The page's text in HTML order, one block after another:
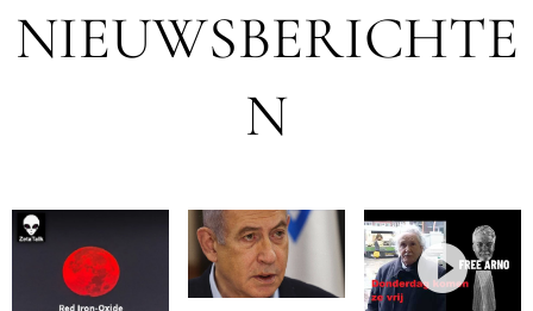
NIEUWSBERICHTE
N